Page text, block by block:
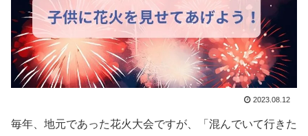
2023.08.12
毎年、地元であった花火大会ですが、「混んでいて行きた